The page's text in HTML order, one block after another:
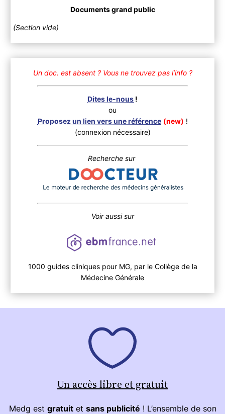
Documents grand public
(Section vide)
Un doc. est absent ? Vous ne trouvez pas l’info ?
Dites le-nous !
ou
Proposez un lien vers une référence (new) !
(connexion nécessaire)
Recherche sur
Voir aussi sur
1000 guides cliniques pour MG, par le Collège de la
Médecine Générale
Un accès libre et gratuit
Medg est gratuitet sans publicité ! L’ensemble de son